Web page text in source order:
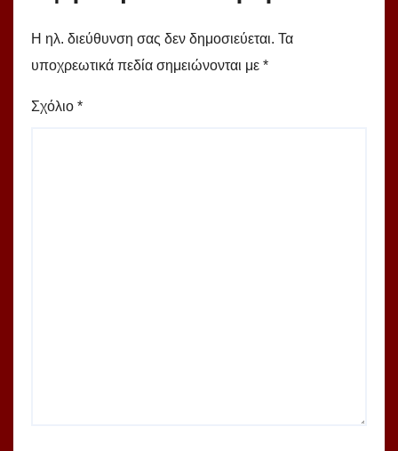
Η ηλ. διεύθυνση σας δεν δημοσιεύεται. Τα
υποχρεωτικά πεδία σημειώνονται με *
Σχόλιο *